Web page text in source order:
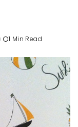
1 Min Read